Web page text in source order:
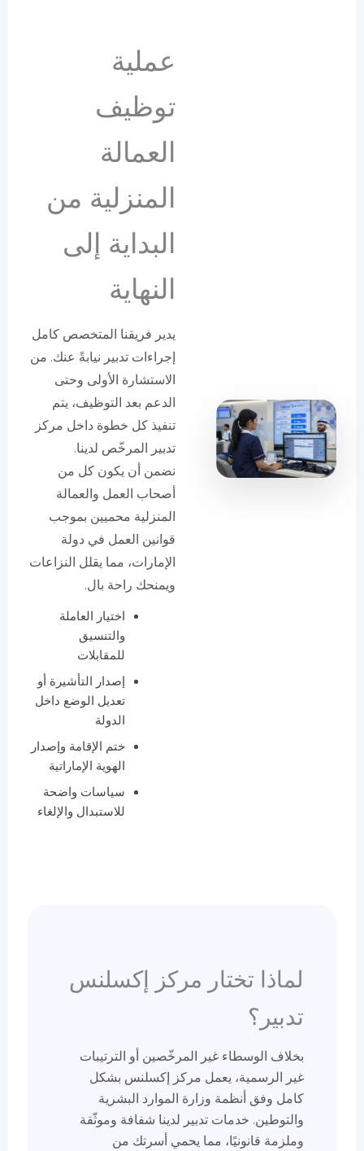
عملية
توظيف
العمالة
المنزلية من
البداية إلى
النهاية
يدير فريقنا المتخصص كامل
إجراءات تدبير نيابةً عنك. من
الاستشارة الأولى وحتى
الدعم بعد التوظيف، يتم
تنفيذ كل خطوة داخل مركز
تدبير المرخّص لدينا.
نضمن أن يكون كل من
أصحاب العمل والعمالة
المنزلية محميين بموجب
قوانين العمل في دولة
الإمارات، مما يقلل النزاعات
ويمنحك راحة بال.
اختيار العاملة
والتنسيق
للمقابلات
إصدار التأشيرة أو
تعديل الوضع داخل
الدولة
ختم الإقامة وإصدار
الهوية الإماراتية
سياسات واضحة
للاستبدال والإلغاء
لماذا تختار مركز إكسلنس
تدبير؟
بخلاف الوسطاء غير المرخّصين أو الترتيبات
غير الرسمية، يعمل مركز إكسلنس بشكل
كامل وفق أنظمة وزارة الموارد البشرية
والتوطين. خدمات تدبير لدينا شفافة وموثّقة
وملزمة قانونيًا، مما يحمي أسرتك من